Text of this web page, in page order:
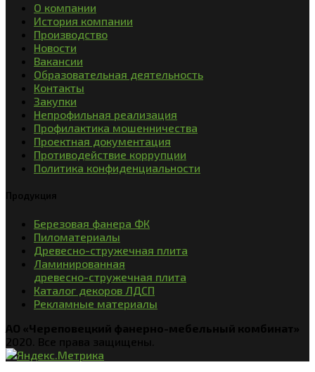
О компании
История компании
Производство
Новости
Вакансии
Образовательная деятельность
Контакты
Закупки
Непрофильная реализация
Профилактика мошенничества
Проектная документация
Противодействие коррупции
Политика конфиденциальности
Продукция
Березовая фанера ФК
Пиломатериалы
Древесно-стружечная плита
Ламинированная
древесно-стружечная плита
Каталог декоров ЛДСП
Рекламные материалы
АО «Череповецкий фанерно-мебельный комбинат»
2020. Все права защищены.